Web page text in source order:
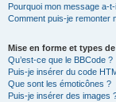
Pourquoi mon message a-
Comment puis-je remonter
Mise en forme et types
Qu’est-ce que le BBCode ?
Puis-je insérer du code
Que sont les émoticônes ?
Puis-je insérer des images